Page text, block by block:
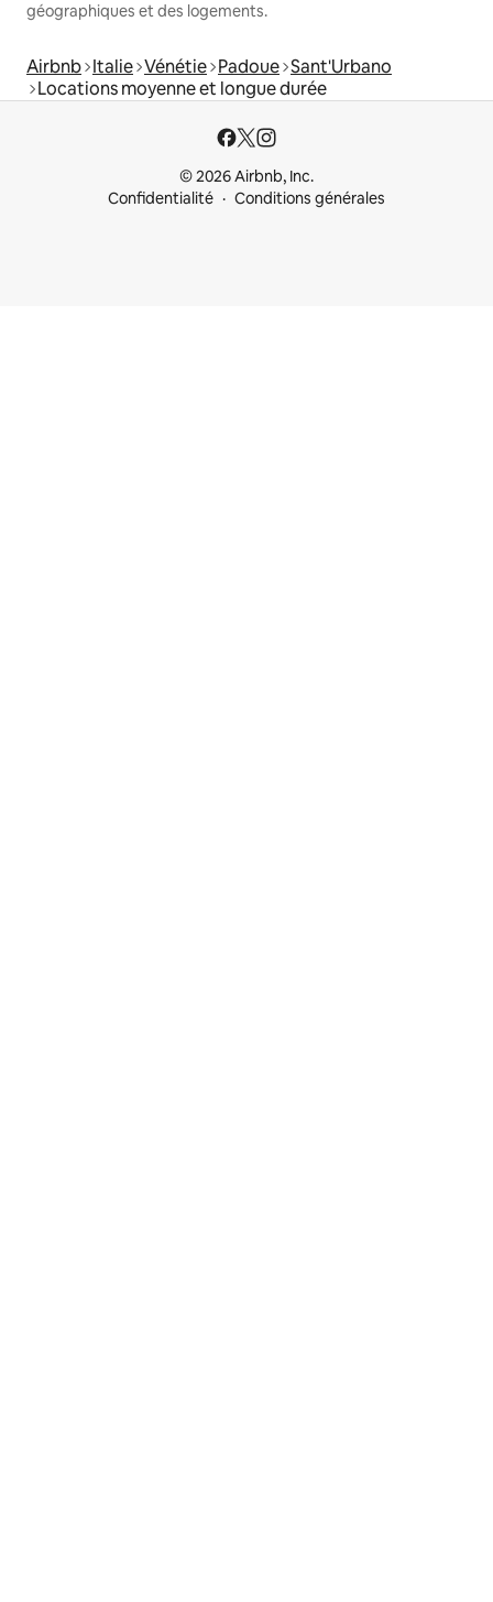
géographiques et des logements.
Airbnb Italie Vénétie Padoue Sant'Urbano
Locations moyenne et longue durée
© 2026 Airbnb, Inc.
Confidentialité
Conditions générales